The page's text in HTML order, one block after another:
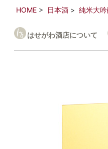
HOME 日本酒 純米大吟
はせがわ酒店について